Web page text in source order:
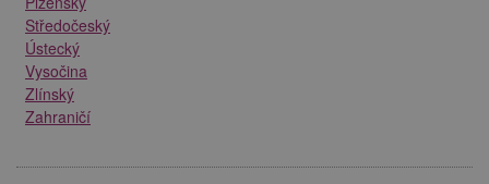
Středočeský
Ústecký
Vysočina
Zlínský
Zahraničí